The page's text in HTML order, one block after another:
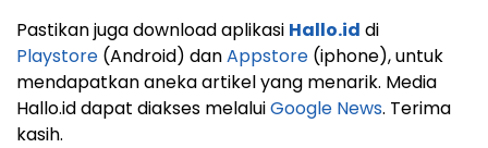
Pastikan juga download aplikasi Hallo.id di
Playstore (Android) danAppstore (iphone), untuk
mendapatkan aneka artikel yang menarik. Media
Hallo.id dapat diakses melaluiGoogle News. Terima
kasih.